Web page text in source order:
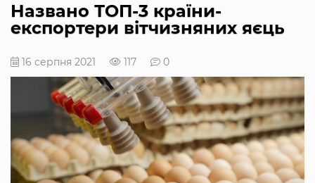
Названо ТОП-3 країни-
експортери вітчизняних яєць
16 серпня 2021 117 0